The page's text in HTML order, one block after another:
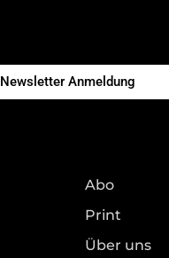
Newsletter Anmeldung
Abo
Print
Über uns